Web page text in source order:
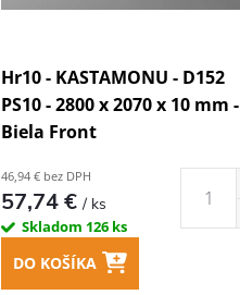
Hr10 - KASTAMONU - D152
PS10 - 2800 x 2070 x 10 mm -
Biela Front
46,94 € bez DPH
57,74 €/ ks
Skladom 126 ks
DO KOŠÍKA